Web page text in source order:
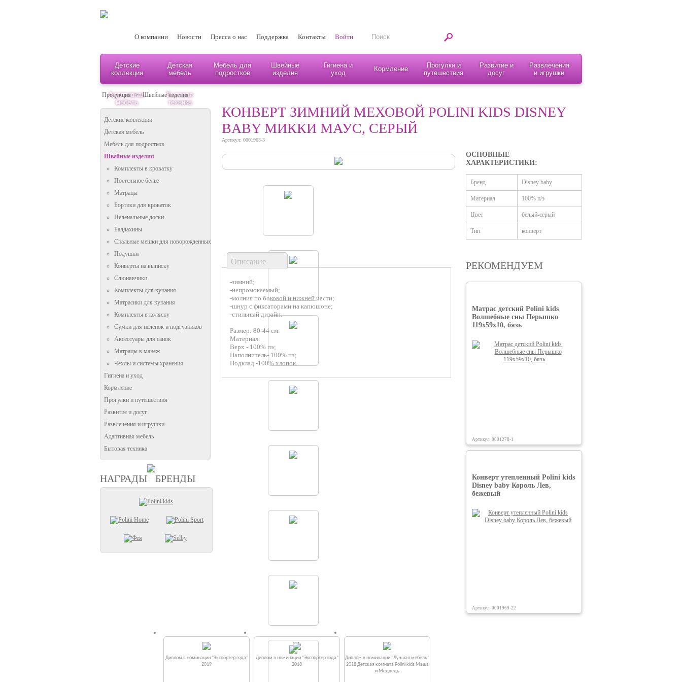
О компании Новости Пресса о нас Поддержка Контакты Войти
Детские
коллекции
Детская
мебель
Мебель для
подростков
Швейные
изделия
Гигиена и
уход
Кормление
Прогулки и
путешествия
Развитие и
досуг
Развлечения
и игрушки
Адаптивная
мебель
Бытовая
техника
Продукция > Швейные изделия
Детские коллекции
Детская мебель
Мебель для подростков
Швейные изделия
Комплекты в кроватку
Постельное белье
Матрацы
Бортики для кроваток
Пеленальные доски
Балдахины
Спальные мешки для новорожденных
Подушки
Конверты на выписку
Слюнявчики
Комплекты для купания
Матрасики для купания
Комплекты в коляску
Сумки для пеленок и подгузников
Аксессуары для санок
Матрацы в манеж
Чехлы и системы хранения
Гигиена и уход
Кормление
Прогулки и путешествия
Развитие и досуг
Развлечения и игрушки
Адаптивная мебель
Бытовая техника
НАГРАДЫ БРЕНДЫ
КОНВЕРТ ЗИМНИЙ МЕХОВОЙ POLINI KIDS DISNEY
BABY МИККИ МАУС, СЕРЫЙ
Артикул: 0001963-3
Описание
-зимний;
-непромокаемый;
-молния по боковой и нижней части;
-шнур с фиксаторами на капюшоне;
-стильный дизайн.
Размер: 80-44 см.
Материал:
Верх - 100% пэ;
Наполнитель- 100% пэ;
Подклад -100% хлопок.
ОСНОВНЫЕ
ХАРАКТЕРИСТИКИ:
Бренд Disney baby
Материал 100% п/э
Цвет белый-серый
Тип конверт
РЕКОМЕНДУЕМ
Матрас детский Polini kids
Волшебные сны Перышко
119х59х10, бязь
Артикул: 0001278-1
Конверт утепленный Polini kids
Disney baby Король Лев,
бежевый
Артикул: 0001969-22
Диплом в номинации "Экспортер года"
2019
Диплом в номинации "Экспортер года"
2018
Диплом в номинации "Лучшая мебель"
2018 Детская комната Polini kids Маша
и Медведь